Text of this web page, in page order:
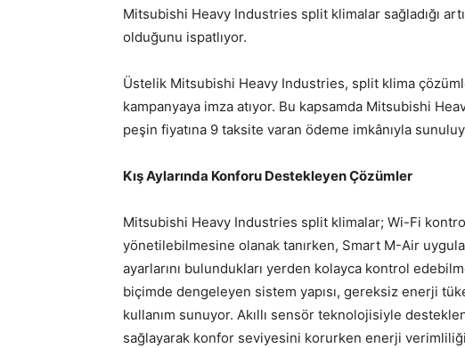
Mitsubishi Heavy Industries split klimalar sağladığı
olduğunu ispatlıyor.
Üstelik Mitsubishi Heavy Industries, split klima
kampanyaya imza atıyor. Bu kapsamda Mitsubishi
peşin fiyatına 9 taksite varan ödeme imkânıyla
Kış Aylarında Konforu Destekleyen Çözümler
Mitsubishi Heavy Industries split klimalar; Wi-Fi
yönetilebilmesine olanak tanırken, Smart M-Air
ayarlarını bulundukları yerden kolayca kontrol
biçimde dengeleyen sistem yapısı, gereksiz enerji
kullanım sunuyor. Akıllı sensör teknolojisiyle
sağlayarak konfor seviyesini korurken enerji